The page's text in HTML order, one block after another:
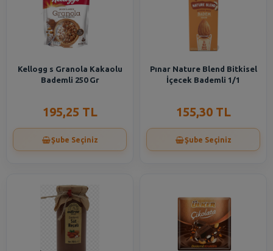
Kellogg s Granola Kakaolu
Bademli 250 Gr
195,25 TL
Şube Seçiniz
Pınar Nature Blend Bitkisel
İçecek Bademli 1/1
155,30 TL
Şube Seçiniz